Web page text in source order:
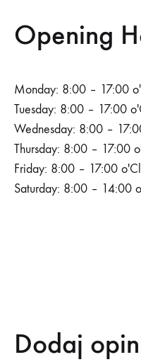
Opening
Monday: 8:00 – 17:00
Tuesday: 8:00 – 17:00
Wednesday: 8:00 –
Thursday: 8:00 – 17:00
Friday: 8:00 – 17:00
Saturday: 8:00 – 14:00
Dodaj